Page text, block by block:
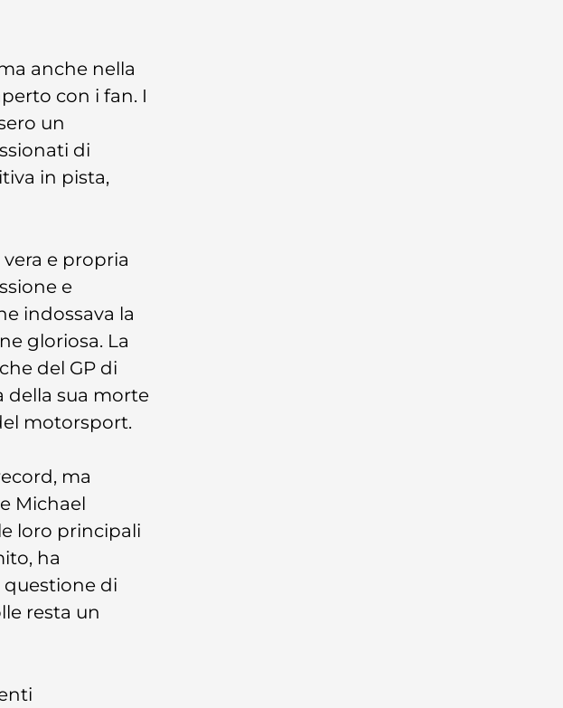
anche nella
con i fan. I
un
di
in pista,
e propria
e
indossava la
gloriosa. La
del GP di
della sua morte
motorsport.
ma
Michael
loro principali
ha
di
resta un